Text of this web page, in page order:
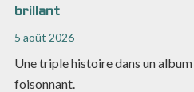
brillant
5 août 2026
Une triple histoire dans un
foisonnant.